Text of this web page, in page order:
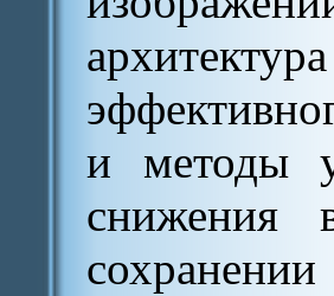
и методы
снижения